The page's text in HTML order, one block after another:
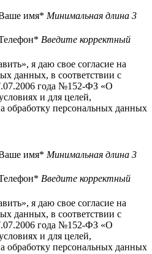
имя* Минимальная длина 3
Введите корректный
я даю свое согласие на
данных, в соответствии с
года №152-ФЗ «О
и для целей,
обработку персональных данных
имя* Минимальная длина 3
Введите корректный
я даю свое согласие на
данных, в соответствии с
года №152-ФЗ «О
и для целей,
обработку персональных данных